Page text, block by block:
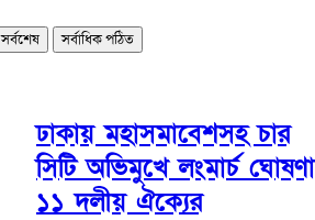
সর্বশেষ সর্বাধিক পঠিত
ঢাকায় মহাসমাবেশসহ চার
সিটি অভিমুখে লংমার্চ ঘোষণা
১১ দলীয় ঐক্যের